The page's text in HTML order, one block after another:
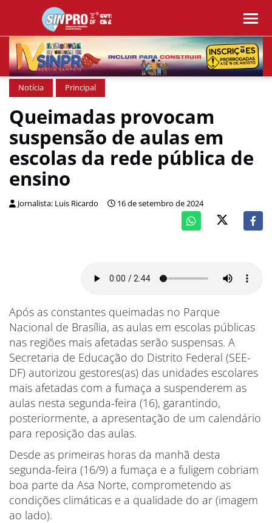
Notícia Principal
Queimadas provocam
suspensão de aulas em
escolas da rede pública de
ensino
Jornalista: Luis Ricardo 16 de setembro de 2024
Após as constantes queimadas no Parque
Nacional de Brasília, as aulas em escolas públicas
nas regiões mais afetadas serão suspensas. A
Secretaria de Educação do Distrito Federal (SEE-
DF) autorizou gestores(as) das unidades escolares
mais afetadas com a fumaça a suspenderem as
aulas nesta segunda-feira (16), garantindo,
posteriormente, a apresentação de um calendário
para reposição das aulas.
Desde as primeiras horas da manhã desta
segunda-feira (16/9) a fumaça e a fuligem cobriam
boa parte da Asa Norte, comprometendo as
condições climáticas e a qualidade do ar (imagem
ao lado).